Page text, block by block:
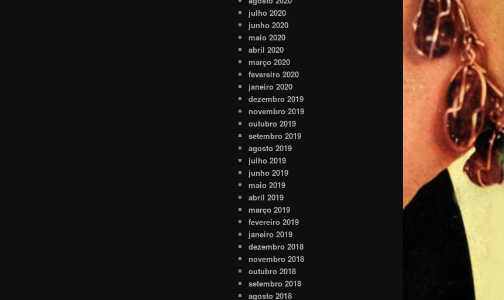
julho 2020
junho 2020
maio 2020
abril 2020
março 2020
fevereiro 2020
janeiro 2020
dezembro 2019
novembro 2019
outubro 2019
setembro 2019
agosto 2019
julho 2019
junho 2019
maio 2019
abril 2019
março 2019
fevereiro 2019
janeiro 2019
dezembro 2018
novembro 2018
outubro 2018
setembro 2018
agosto 2018